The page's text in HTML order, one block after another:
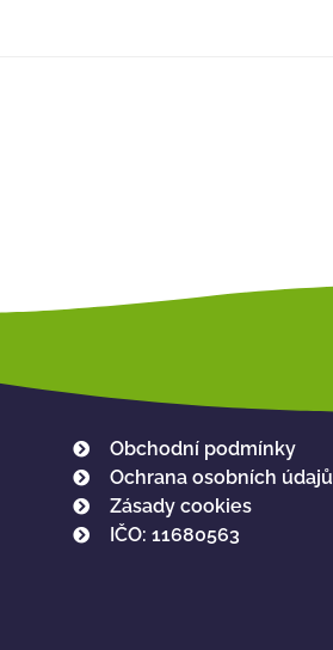
Obchodní podmínky
Ochrana osobních údajů
Zásady cookies
IČO: 11680563